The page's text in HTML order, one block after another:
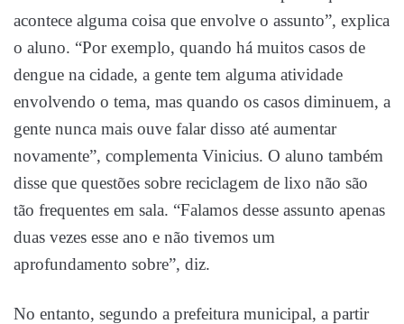
acontece alguma coisa que envolve o assunto”, explica
o aluno. “Por exemplo, quando há muitos casos de
dengue na cidade, a gente tem alguma atividade
envolvendo o tema, mas quando os casos diminuem, a
gente nunca mais ouve falar disso até aumentar
novamente”, complementa Vinicius. O aluno também
disse que questões sobre reciclagem de lixo não são
tão frequentes em sala. “Falamos desse assunto apenas
duas vezes esse ano e não tivemos um
aprofundamento sobre”, diz.
No entanto, segundo a prefeitura municipal, a partir